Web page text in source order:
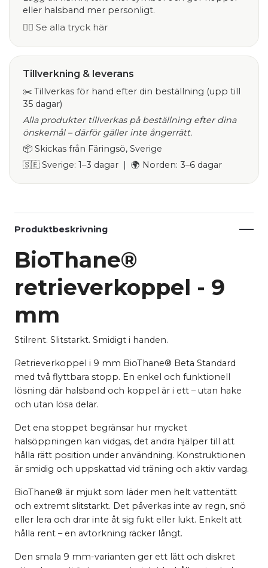
eller halsband mer personligt.
👉🏻 Se alla tryck här
Tillverkning & leverans
✂️ Tillverkas för hand efter din beställning (upp till
35 dagar)
Alla produkter tillverkas på beställning efter dina
önskemål – därför gäller inte ångerrätt.
📦 Skickas från Färingsö, Sverige
🇸🇪 Sverige: 1–3 dagar | 🌍 Norden: 3–6 dagar
Produktbeskrivning
BioThane®
retrieverkoppel - 9
mm
Stilrent. Slitstarkt. Smidigt i handen.
Retrieverkoppel i 9 mm BioThane® Beta Standard
med två flyttbara stopp. En enkel och funktionell
lösning där halsband och koppel är i ett – utan hake
och utan lösa delar.
Det ena stoppet begränsar hur mycket
halsöppningen kan vidgas, det andra hjälper till att
hålla rätt position under användning. Konstruktionen
är smidig och uppskattad vid träning och aktiv vardag.
BioThane® är mjukt som läder men helt vattentätt
och extremt slitstarkt. Det påverkas inte av regn, snö
eller lera och drar inte åt sig fukt eller lukt. Enkelt att
hålla rent – en avtorkning räcker långt.
Den smala 9 mm-varianten ger ett lätt och diskret